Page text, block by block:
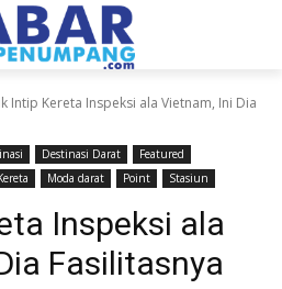
Intip Kereta Inspeksi ala Vietnam, Ini Dia
Destinasi Darat
Featured
Moda darat Point Stasiun
Inspeksi ala
Fasilitasnya